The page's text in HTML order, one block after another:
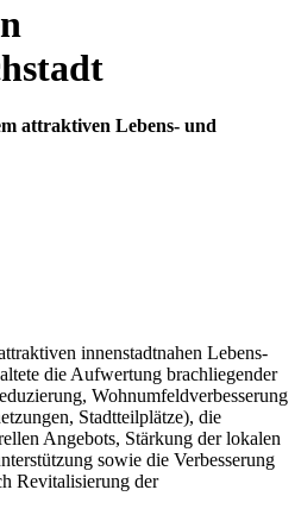
attraktiven Lebens- und
innenstadtnahen Lebens-
die Aufwertung brachliegender
Wohnumfeldverbesserung
Stadtteilplätze), die
Angebots, Stärkung der lokalen
sowie die Verbesserung
Revitalisierung der